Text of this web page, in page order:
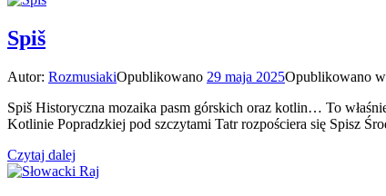
Spiš
Autor: RozmusiakiOpublikowano 29 maja 2025Opublikowano w
Spiš Historyczna mozaika pasm górskich oraz kotlin… To
Kotlinie Popradzkiej pod szczytami Tatr rozpościera się Spisz
Czytaj dalej